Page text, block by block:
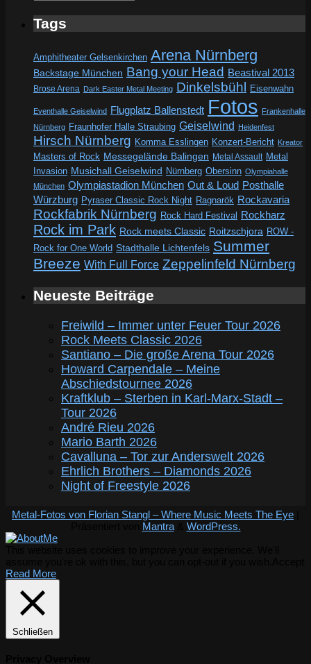
Tags
Amphitheater Gelsenkirchen Arena Nürnberg
Backstage München Bang your Head Beastival 2013
Brose Arena Dark Easter Metal Meeting Dinkelsbühl Eisenwahn
Eventhalle Geiselwind Flugplatz Ballenstedt Fotos Frankenhalle
Nürnberg Fraunhofer Halle Straubing Geiselwind Heidenfest
Hirsch Nürnberg Komma Esslingen Konzert-Bericht Kreator
Masters of Rock Messegelände Balingen Metal Assault Metal
Invasion Musichall Geiselwind Nürnberg Obersinn Olympiahalle
München Olympiastadion München Out & Loud Posthalle
Würzburg Pyraser Classic Rock Night Ragnarök Rockavaria
Rockfabrik Nürnberg Rock Hard Festival Rockharz
Rock im Park Rock meets Classic Roitzschjora ROW -
Rock for One World Stadthalle Lichtenfels Summer
Breeze With Full Force Zeppelinfeld Nürnberg
Neueste Beiträge
Freiwild – Immer unter Feuer Tour 2026
Rock Meets Classic 2026
Santiano – Die große Arena Tour 2026
Howard Carpendale – Meine
Abschiedstournee 2026
Kraftklub – Sterben in Karl-Marx-Stadt –
Tour 2026
André Rieu 2026
Mario Barth 2026
Cavalluna – Tor zur Anderswelt 2026
Ehrlich Brothers – Diamonds 2026
Night of Freestyle 2026
Metal-Fotos von Florian Stangl – Where Music Meets The Eye
Mantra& WordPress.
Read More
Schließen